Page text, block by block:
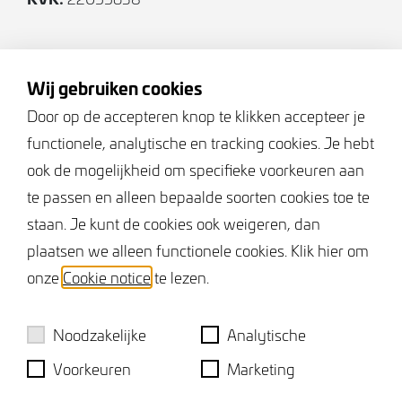
0115-694090 of stuur een mail naar
projecten@vermeulen-makelaars.nl
Keurmerken
Wij gebruiken cookies
Door op de accepteren knop te klikken accepteer je
functionele, analytische en tracking cookies. Je hebt
ook de mogelijkheid om specifieke voorkeuren aan
te passen en alleen bepaalde soorten cookies toe te
staan. Je kunt de cookies ook weigeren, dan
plaatsen we alleen functionele cookies. Klik hier om
onze Cookie notice te lezen.
Noodzakelijke
Analytische
Voorkeuren
Marketing